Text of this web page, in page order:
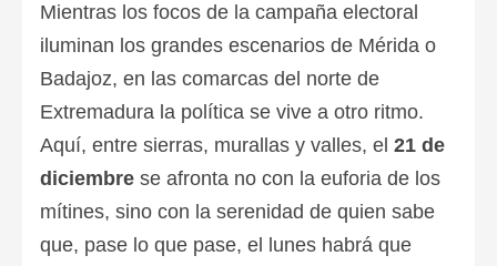
Mientras los focos de la campaña electoral
iluminan los grandes escenarios de Mérida o
Badajoz, en las comarcas del norte de
Extremadura la política se vive a otro ritmo.
Aquí, entre sierras, murallas y valles, el 21 de
diciembre se afronta no con la euforia de los
mítines, sino con la serenidad de quien sabe
que, pase lo que pase, el lunes habrá que